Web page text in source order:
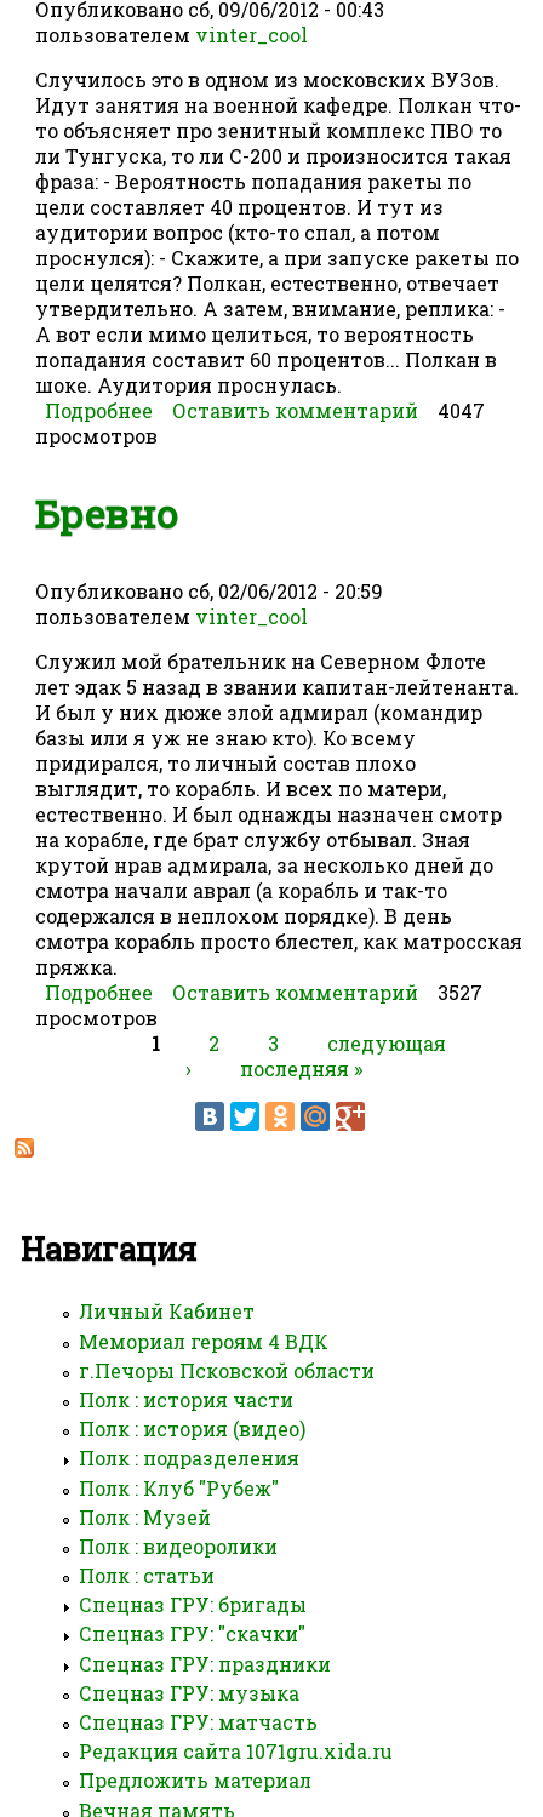
Опубликовано сб, 09/06/2012 - 00:43
пользователем vinter_cool
Случилось это в одном из московских ВУЗов.
Идут занятия на военной кафедре. Полкан что-
то объясняет про зенитный комплекс ПВО то
ли Тунгуска, то ли С-200 и произносится такая
фраза: - Вероятность попадания ракеты по
цели составляет 40 процентов. И тут из
аудитории вопрос (кто-то спал, а потом
проснулся): - Скажите, а при запуске ракеты по
цели целятся? Полкан, естественно, отвечает
утвердительно. А затем, внимание, реплика: -
А вот если мимо целиться, то вероятность
попадания составит 60 процентов... Полкан в
шоке. Аудитория проснулась.
Подробнее о Скажите, а при запуске ракеты по
цели целятся?
Оставить комментарий
4047
просмотров
Бревно
Опубликовано сб, 02/06/2012 - 20:59
пользователем vinter_cool
Служил мой брательник на Северном Флоте
лет эдак 5 назад в звании капитан-лейтенанта.
И был у них дюже злой адмирал (командир
базы или я уж не знаю кто). Ко всему
придирался, то личный состав плохо
выглядит, то корабль. И всех по матери,
естественно. И был однажды назначен смотр
на корабле, где брат службу отбывал. Зная
крутой нрав адмирала, за несколько дней до
смотра начали аврал (а корабль и так-то
содержался в неплохом порядке). В день
смотра корабль просто блестел, как матросская
пряжка.
Подробнее о Бревно
Оставить комментарий
3527
просмотров
Страницы
1 2 3
следующая
›
последняя »
Навигация
Личный Кабинет
Мемориал героям 4 ВДК
г.Печоры Псковской области
Полк : история части
Полк : история (видео)
Полк : подразделения
Полк : Клуб "Рубеж"
Полк : Музей
Полк : видеоролики
Полк : статьи
Спецназ ГРУ: бригады
Спецназ ГРУ: "скачки"
Спецназ ГРУ: праздники
Спецназ ГРУ: музыка
Спецназ ГРУ: матчасть
Редакция сайта 1071gru.xida.ru
Предложить материал
Вечная память